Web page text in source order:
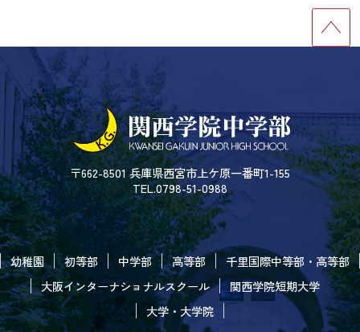
〒662-8501 兵庫県西宮市上ケ原一番町1-155
TEL.0798-51-0988
幼稚園 初等部 中学部 高等部
千里国際中等部・高等部
大阪インターナショナルスクール
関西学院短期大学
大学・大学院